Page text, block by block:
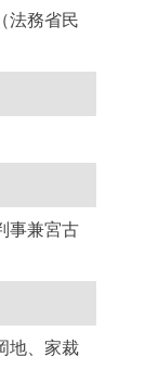
法務省民
事兼宮古
地、家裁